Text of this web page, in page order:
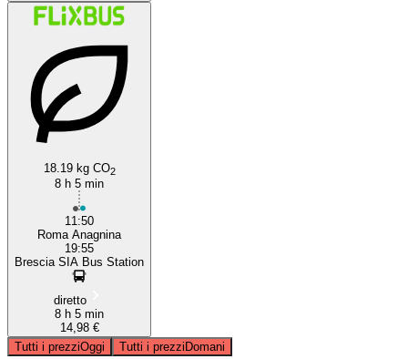
18.19 kg CO2
8 h 5 min
11:50
Roma Anagnina
19:55
Brescia SIA Bus Station
diretto
8 h 5 min
14,98 €
Tutti i prezziOggi Tutti i prezziDomani